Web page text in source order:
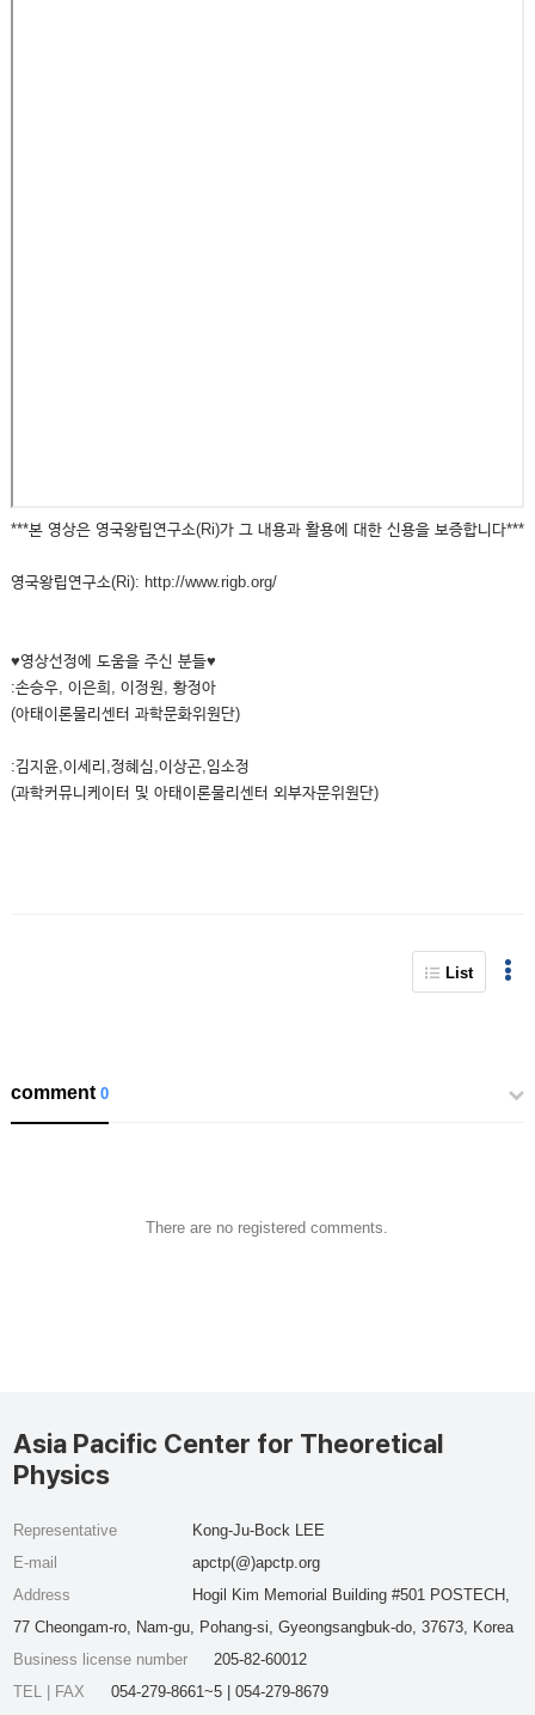
***본 영상은 영국왕립연구소(Ri)가 그 내용과 활용에 대한 신용을 보증합니다***
영국왕립연구소(Ri): http://www.rigb.org/
♥영상선정에 도움을 주신 분들♥
:손승우, 이은희, 이정원, 황정아
(아태이론물리센터 과학문화위원단)
:김지윤,이세리,정혜심,이상곤,임소정
(과학커뮤니케이터 및 아태이론물리센터 외부자문위원단)
List
comment0
There are no registered comments.
Asia Pacific Center for Theoretical
Physics
Representative
Kong-Ju-Bock LEE
E-mail
apctp(@)apctp.org
Address
Hogil Kim Memorial Building #501 POSTECH,
77 Cheongam-ro, Nam-gu, Pohang-si, Gyeongsangbuk-do, 37673, Korea
Business license number
205-82-60012
TEL | FAX
054-279-8661~5 | 054-279-8679